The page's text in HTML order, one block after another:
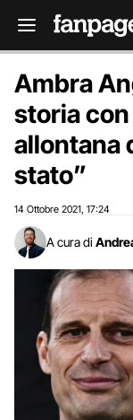
Ambra
storia
allontana
stato”
14 Ottobre 2021 17:24
A cura di